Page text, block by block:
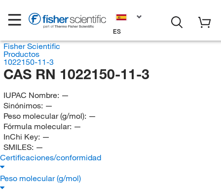
ES
Fisher Scientific
Productos
1022150-11-3
CAS RN 1022150-11-3
IUPAC Nombre: —
Sinónimos: —
Peso molecular (g/mol): —
Fórmula molecular: —
InChi Key: —
SMILES: —
Certificaciones/conformidad
Peso molecular (g/mol)